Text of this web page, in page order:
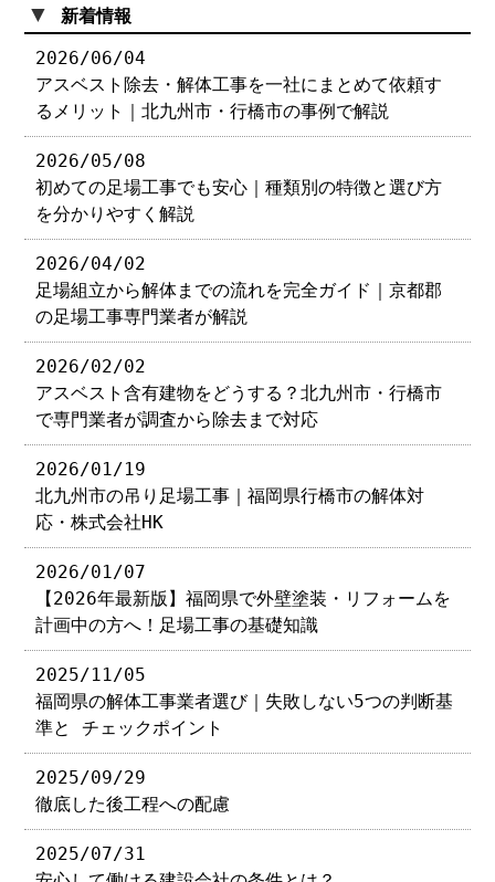
▼ 新着情報
2026/06/04
アスベスト除去・解体工事を一社にまとめて依頼す
るメリット｜北九州市・行橋市の事例で解説
2026/05/08
初めての足場工事でも安心｜種類別の特徴と選び方
を分かりやすく解説
2026/04/02
足場組立から解体までの流れを完全ガイド｜京都郡
の足場工事専門業者が解説
2026/02/02
アスベスト含有建物をどうする？北九州市・行橋市
で専門業者が調査から除去まで対応
2026/01/19
北九州市の吊り足場工事｜福岡県行橋市の解体対
応・株式会社HK
2026/01/07
【2026年最新版】福岡県で外壁塗装・リフォームを
計画中の方へ！足場工事の基礎知識
2025/11/05
福岡県の解体工事業者選び｜失敗しない5つの判断基
準と チェックポイント
2025/09/29
徹底した後工程への配慮
2025/07/31